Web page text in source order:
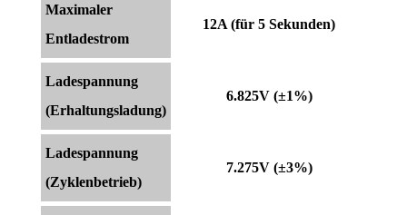
Maximaler
Entladestrom
12A (für 5 Sekunden)
Ladespannung
(Erhaltungsladung)
6.825V (±1%)
Ladespannung
(Zyklenbetrieb)
7.275V (±3%)